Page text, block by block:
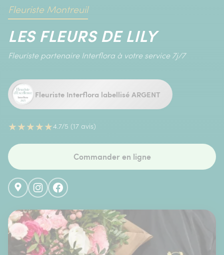
Fleuriste Montreuil
LES FLEURS DE LILY
Fleuriste partenaire Interflora à votre service 7j/7
Fleuriste Interflora labellisé ARGENT
★★★★★4.7/5 (17 avis)
Commander en ligne